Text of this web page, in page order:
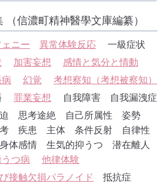
Schwierigkeit im Wahnproblem. N
1938. 【朗読】
哲学論文集第七」, 岩波書店, 1946.
一巻, 岩波書店, 1949. 所載）
ついて．「人生論ノート」（新潮
into Sense - The Nature of E
Faber, 1948.
のの考え方」（深瀬基寛 訳）, 講談
über Ichstörungen und Entfremd
Psychiat 17:343-347, 1949.【朗
信濃町精神醫學文庫編纂）
ニー 異常体験反応 一級症状
加害妄想
感情と気分と情動
幻覚
考想察知（考想被察知）
罪業妄想 自我障害 自我漏洩症
思考途絶 自己所属性 姿勢
考 疾患 主体 条件反射 自律性
体感情 生気的抑うつ 潜在離人
つ病
他律体験
接触欠損パラノイド 抵抗症